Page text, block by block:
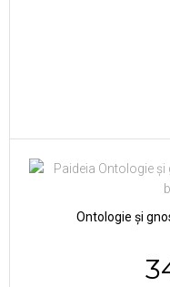
Ontologie și